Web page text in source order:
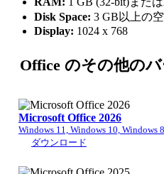
Disk Space: 3 GB以上の
Display: 1024 x 768
Office のその他の
Microsoft Office 2026
Windows 11, Windows 10, Windows
ダウンロード